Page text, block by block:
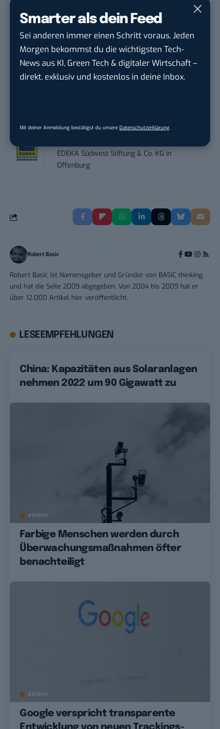
Smarter als dein Feed
Sei anderen immer einen Schritt voraus. Jeden
Morgen bekommst du die wichtigsten Tech-
News aus KI, Green Tech & digitaler Wirtschaft –
direkt, exklusiv und kostenlos in deine Inbox.
Mit deiner Anmeldung bestätigst du unsere Datenschutzerklärung.
Social Media Manager (w/m/d)
ENERVIE - Südwestfalen Energie und Wasser
AGinHagen
PR & Social Media Coordinator (m/w/d)
Performance Marketing Manager
EDEKA Südwest Stiftung & Co. KG in
Offenburg
Robert Basic
Robert Basic ist Namensgeber und Gründer von BASIC thinking
und hat die Seite 2009 abgegeben. Von 2004 bis 2009 hat er
über 12.000 Artikel hier veröffentlicht.
LESEEMPFEHLUNGEN
China: Kapazitäten aus Solaranlagen
nehmen 2022 um 90 Gigawatt zu
ARCHIV
Farbige Menschen werden durch
Überwachungsmaßnahmen öfter
benachteiligt
ARCHIV
Google verspricht transparente